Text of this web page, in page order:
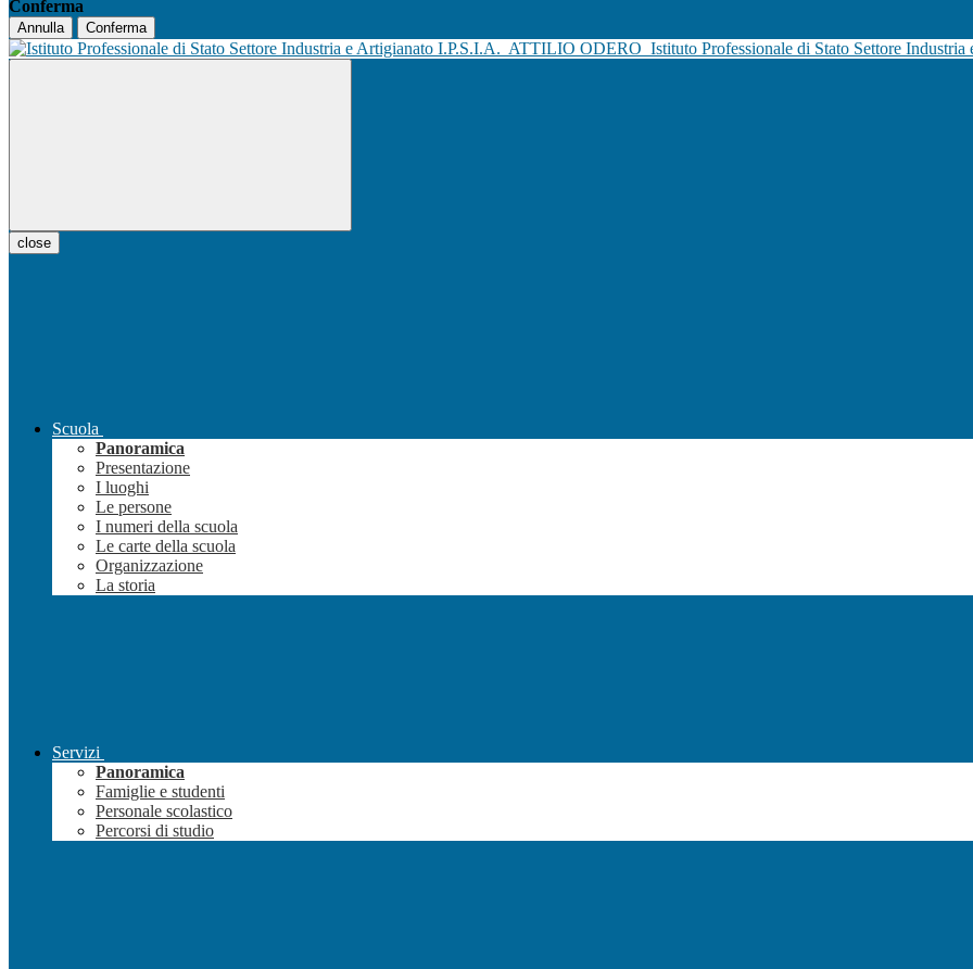
Conferma
Annulla Conferma
I.P.S.I.A. ATTILIO ODERO Istituto Professionale di Stato Settore Industria
close
Scuola
Panoramica
Presentazione
I luoghi
Le persone
I numeri della scuola
Le carte della scuola
Organizzazione
La storia
Servizi
Panoramica
Famiglie e studenti
Personale scolastico
Percorsi di studio